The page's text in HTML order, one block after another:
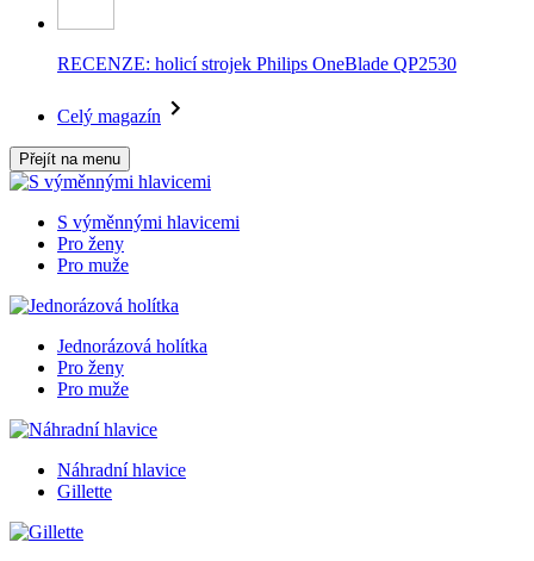
RECENZE: holicí strojek Philips OneBlade QP2530
Celý magazín
Přejít na menu
S výměnnými hlavicemi
Pro ženy
Pro muže
Jednorázová holítka
Pro ženy
Pro muže
Náhradní hlavice
Gillette